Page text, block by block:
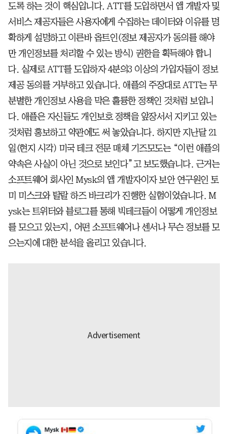
도록 하는 것이 핵심입니다. ATT를 도입하면서 앱 개발자 및
서비스 제공자들은 사용자에게 수집하는 데이터와 이유를 명
확하게 설명하고 이른바 옵트인(정보 제공자가 동의를 해야
만 개인정보를 처리할 수 있는 방식) 권한을 획득해야 합니
다. 실제로 ATT를 도입하자 4분의3 이상의 가입자들이 정보
제공 동의를 거부하고 있습니다. 애플의 주장대로 ATT는 무
분별한 개인정보 사용을 막은 훌륭한 정책인 것처럼 보입니
다. 애플은 자신들도 개인보호 정책을 앞장서서 지키고 있는
것처럼 홍보하고 약관에도 써 놓았습니다. 하지만 지난달 21
일(현지 시각) 미국 테크 전문 매체 기즈모도는 “이런 애플의
약속은 사실이 아닌 것으로 보인다”고 보도했습니다. 근거는
소프트웨어 회사인 Mysk의 앱 개발자이자 보안 연구원인 토
미 미스크와 탈랄 하즈 바크리가 진행한 실험이었습니다. M
ysk는 트위터와 블로그를 통해 빅테크들이 어떻게 개인정보
를 모으고 있는지, 어떤 소프트웨어나 센서나 무슨 정보를 모
으는지에 대한 분석을 올리고 있습니다.